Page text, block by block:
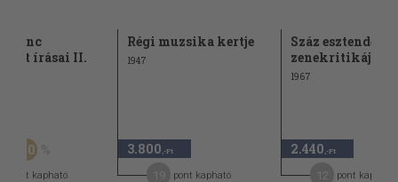
írásai II.
20
pont kapható
Régi muzsika kertje
1947
3.800 ,-Ft
pont kapható
Száz esztendő
zenekritikája
1967
2.440 ,-Ft
pont kapható